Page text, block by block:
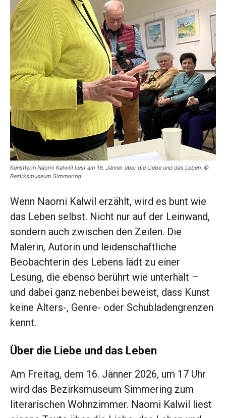
Künstlerin Naomi Kalwill liest am 16. Jänner über die Liebe und das Leben. ©
Bezirksmuseum Simmering
Wenn Naomi Kalwil erzählt, wird es bunt wie
das Leben selbst. Nicht nur auf der Leinwand,
sondern auch zwischen den Zeilen. Die
Malerin, Autorin und leidenschaftliche
Beobachterin des Lebens lädt zu einer
Lesung, die ebenso berührt wie unterhält –
und dabei ganz nebenbei beweist, dass Kunst
keine Alters-, Genre- oder Schubladengrenzen
kennt.
Über die Liebe und das Leben
Am Freitag, dem 16. Jänner 2026, um 17 Uhr
wird das Bezirksmuseum Simmering zum
literarischen Wohnzimmer. Naomi Kalwil liest